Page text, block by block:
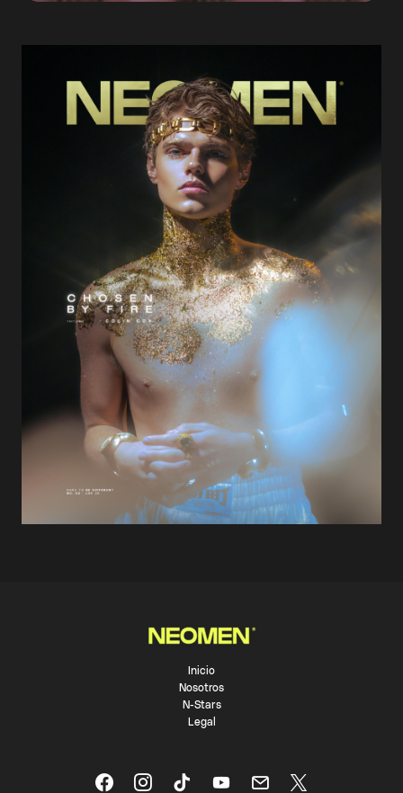
Inicio
Nosotros
N-Stars
Legal